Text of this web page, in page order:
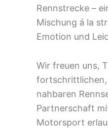
Rennstrecke –
Mischung á la
Emotion und
Wir freuen uns,
fortschrittlichen,
nahbaren
Partnerschaft
Motorsport